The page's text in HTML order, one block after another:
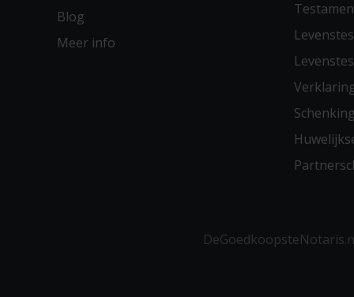
Blog
Meer info
Schenking